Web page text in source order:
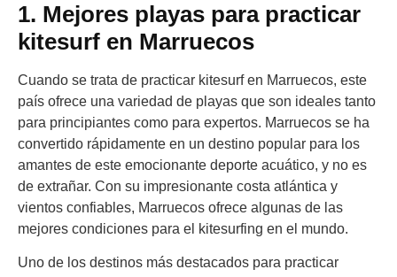
1. Mejores playas para practicar
kitesurf en Marruecos
Cuando se trata de practicar kitesurf en Marruecos, este
país ofrece una variedad de playas que son ideales tanto
para principiantes como para expertos. Marruecos se ha
convertido rápidamente en un destino popular para los
amantes de este emocionante deporte acuático, y no es
de extrañar. Con su impresionante costa atlántica y
vientos confiables, Marruecos ofrece algunas de las
mejores condiciones para el kitesurfing en el mundo.
Uno de los destinos más destacados para practicar